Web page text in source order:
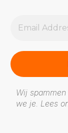
Wij
we je. Lees